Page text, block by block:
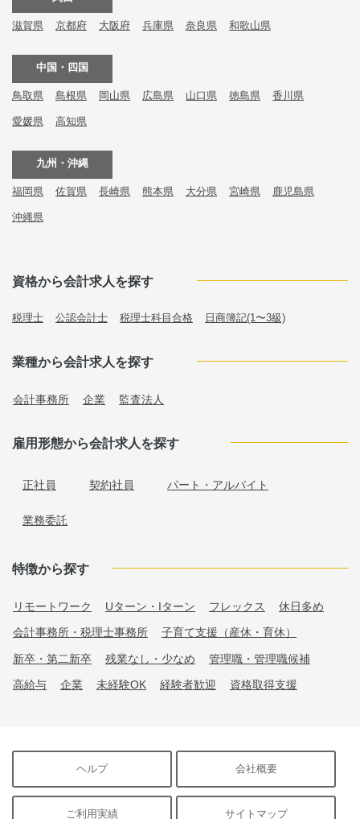
滋賀県 京都府 大阪府 兵庫県 奈良県 和歌山県
中国・四国
鳥取県 島根県 岡山県 広島県 山口県 徳島県 香川県
愛媛県 高知県
九州・沖縄
福岡県 佐賀県 長崎県 熊本県 大分県 宮崎県 鹿児島県
沖縄県
資格から会計求人を探す
税理士 公認会計士 税理士科目合格 日商簿記(1〜3級)
業種から会計求人を探す
会計事務所 企業 監査法人
雇用形態から会計求人を探す
正社員 契約社員 パート・アルバイト
業務委託
特徴から探す
リモートワーク Uターン・Iターン フレックス 休日多め
会計事務所・税理士事務所 子育て支援（産休・育休）
新卒・第二新卒 残業なし・少なめ 管理職・管理職候補
高給与 企業 未経験OK 経験者歓迎 資格取得支援
ヘルプ 会社概要
ご利用実績 サイトマップ